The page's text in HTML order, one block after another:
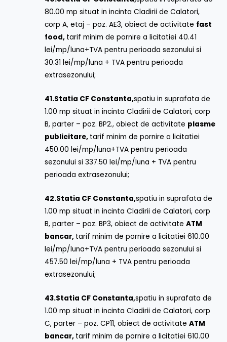
80.00 mp situat in incinta Cladirii de Calatori,
corp A, etaj – poz. AE3, obiect de activitate fast
food, tarif minim de pornire a licitatiei 40.41
lei/mp/luna+TVA pentru perioada sezonului si
30.31 lei/mp/luna + TVA pentru perioada
extrasezonului;
41.Statia CF Constanta,spatiu in suprafata de
1.00 mp situat in incinta Cladirii de Calatori, corp
B, parter – poz. BP2., obiect de activitate plasme
publicitare, tarif minim de pornire a licitatiei
450.00 lei/mp/luna+TVA pentru perioada
sezonului si 337.50 lei/mp/luna + TVA pentru
perioada extrasezonului;
42.Statia CF Constanta,spatiu in suprafata de
1.00 mp situat in incinta Cladirii de Calatori, corp
B, parter – poz. BP3, obiect de activitateATM
bancar, tarif minim de pornire a licitatiei 610.00
lei/mp/luna+TVA pentru perioada sezonului si
457.50 lei/mp/luna + TVA pentru perioada
extrasezonului;
43.Statia CF Constanta,spatiu in suprafata de
1.00 mp situat in incinta Cladirii de Calatori, corp
C, parter – poz. CP11, obiect de activitateATM
bancar, tarif minim de pornire a licitatiei 610.00